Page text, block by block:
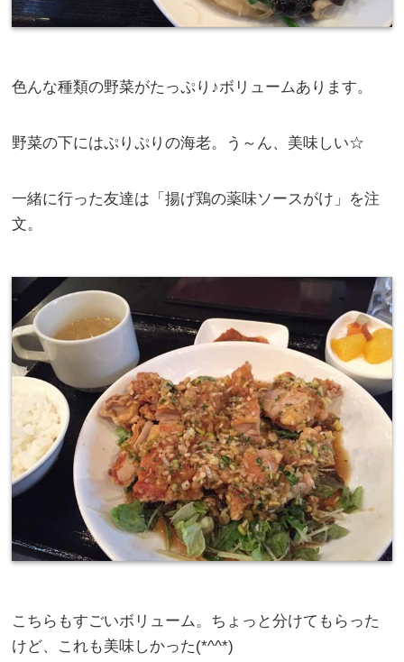
色んな種類の野菜がたっぷり♪ボリュームあります。
野菜の下にはぷりぷりの海老。う～ん、美味しい☆
一緒に行った友達は「揚げ鶏の薬味ソースがけ」を注
文。
こちらもすごいボリューム。ちょっと分けてもらった
けど、これも美味しかった(*^^*)